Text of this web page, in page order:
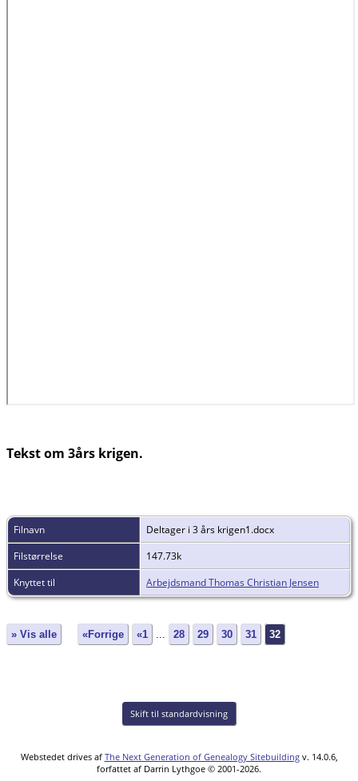
Tekst om 3års krigen.
Filnavn
Deltager i 3 års krigen1.docx
Filstørrelse
147.73k
Knyttet til
Arbejdsmand Thomas Christian Jensen
» Vis alle «Forrige «1 28 29 30 31 32
Skift til standardvisning
Webstedet drives af The Next Generation of Genealogy Sitebuildingv. 14.0.6,
forfattet af Darrin Lythgoe © 2001-2026.